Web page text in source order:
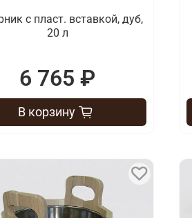
с пласт. вставкой, дуб,
20 л
6 765 ₽
В корзину